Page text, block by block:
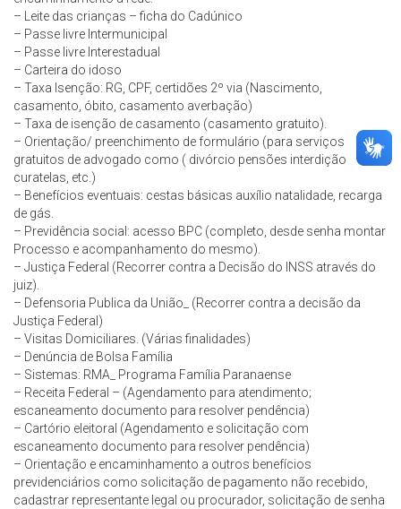
– Leite das crianças – ficha do Cadúnico
– Passe livre Intermunicipal
– Passe livre Interestadual
– Carteira do idoso
– Taxa Isenção: RG, CPF, certidões 2º via (Nascimento,
casamento, óbito, casamento averbação)
– Taxa de isenção de casamento (casamento gratuito).
– Orientação/ preenchimento de formulário (para serviços
gratuitos de advogado como ( divórcio pensões interdição
curatelas, etc.)
– Benefícios eventuais: cestas básicas auxílio natalidade, recarga
de gás.
– Previdência social: acesso BPC (completo, desde senha montar
Processo e acompanhamento do mesmo).
– Justiça Federal (Recorrer contra a Decisão do INSS através do
juiz).
– Defensoria Publica da União_ (Recorrer contra a decisão da
Justiça Federal)
– Visitas Domiciliares. (Várias finalidades)
– Denúncia de Bolsa Família
– Sistemas: RMA_ Programa Família Paranaense
– Receita Federal – (Agendamento para atendimento;
escaneamento documento para resolver pendência)
– Cartório eleitoral (Agendamento e solicitação com
escaneamento documento para resolver pendência)
– Orientação e encaminhamento a outros benefícios
previdenciários como solicitação de pagamento não recebido,
cadastrar representante legal ou procurador, solicitação de senha